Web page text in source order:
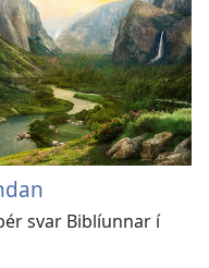
svar Biblíunnar í